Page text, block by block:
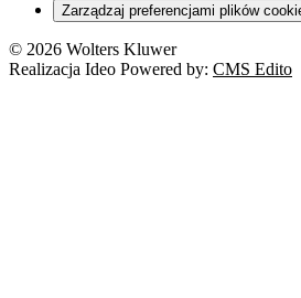
Zarządzaj preferencjami plików
© 2026 Wolters Kluwer
Realizacja Ideo Powered by: CMS Edito